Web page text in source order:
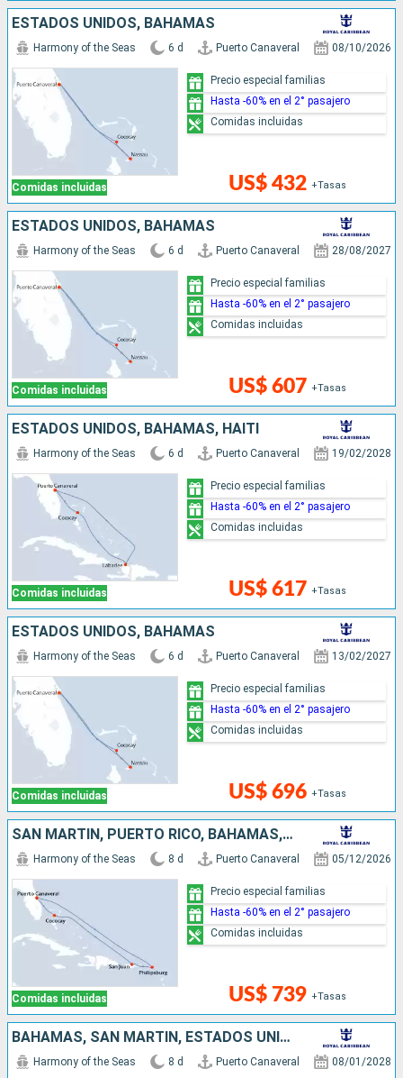
ESTADOS UNIDOS, BAHAMAS
Comidas incluidas
Harmony of the Seas 6 d Puerto Canaveral 08/10/2026
US$ 432 +Tasas
Precio especial familias
Hasta -60% en el 2° pasajero
Comidas incluidas
ESTADOS UNIDOS, BAHAMAS
Comidas incluidas
Harmony of the Seas 6 d Puerto Canaveral 28/08/2027
US$ 607 +Tasas
Precio especial familias
Hasta -60% en el 2° pasajero
Comidas incluidas
ESTADOS UNIDOS, BAHAMAS, HAITI
Comidas incluidas
Harmony of the Seas 6 d Puerto Canaveral 19/02/2028
US$ 617 +Tasas
Precio especial familias
Hasta -60% en el 2° pasajero
Comidas incluidas
ESTADOS UNIDOS, BAHAMAS
Comidas incluidas
Harmony of the Seas 6 d Puerto Canaveral 13/02/2027
US$ 696 +Tasas
Precio especial familias
Hasta -60% en el 2° pasajero
Comidas incluidas
SAN MARTÍN, PUERTO RICO, BAHAMAS, ESTADOS UNIDOS
Comidas incluidas
Harmony of the Seas 8 d Puerto Canaveral 05/12/2026
US$ 739 +Tasas
Precio especial familias
Hasta -60% en el 2° pasajero
Comidas incluidas
BAHAMAS, SAN MARTÍN, ESTADOS UNIDOS
Harmony of the Seas 8 d Puerto Canaveral 08/01/2028